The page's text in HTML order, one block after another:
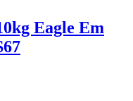
Eagle Em